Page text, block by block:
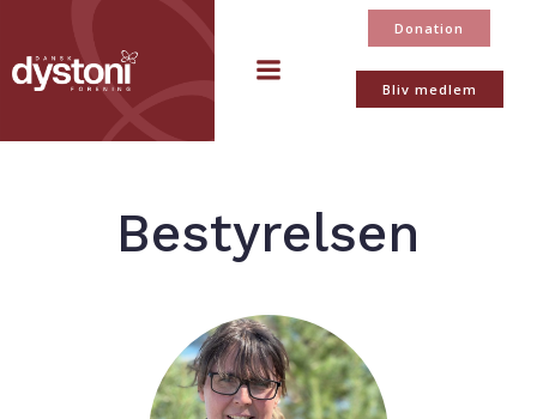
indhold
Donation
Bliv medlem
Bestyrelsen